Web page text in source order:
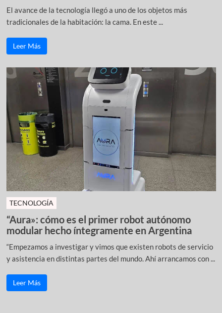
El avance de la tecnología llegó a uno de los objetos más
tradicionales de la habitación: la cama. En este ...
Leer Más
TECNOLOGÍA
“Aura»: cómo es el primer robot autónomo
modular hecho íntegramente en Argentina
“Empezamos a investigar y vimos que existen robots de servicio
y asistencia en distintas partes del mundo. Ahí arrancamos con ...
Leer Más